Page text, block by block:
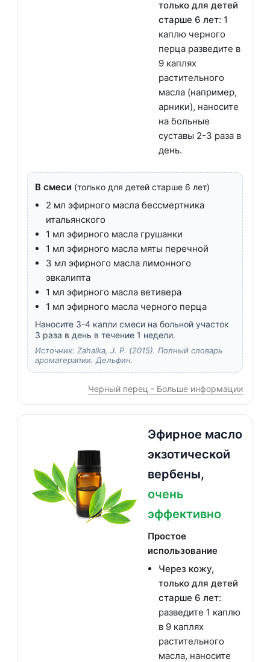
только для детей
старше 6 лет: 1
каплю черного
перца разведите в
9 каплях
растительного
масла (например,
арники), наносите
на больные
суставы 2-3 раза в
день.
В смеси (только для детей старше 6 лет)
2 мл эфирного масла бессмертника
итальянского
1 мл эфирного масла грушанки
1 мл эфирного масла мяты перечной
3 мл эфирного масла лимонного
эвкалипта
1 мл эфирного масла ветивера
1 мл эфирного масла черного перца
Наносите 3-4 капли смеси на больной участок
3 раза в день в течение 1 недели.
Источник: Zahalka, J. P. (2015). Полный словарь
ароматерапии. Дельфин.
Черный перец - Больше информации
Эфирное масло
экзотической
вербены,
очень
эффективно
Простое
использование
Через кожу,
только для детей
старше 6 лет:
разведите 1 каплю
в 9 каплях
растительного
масла, наносите